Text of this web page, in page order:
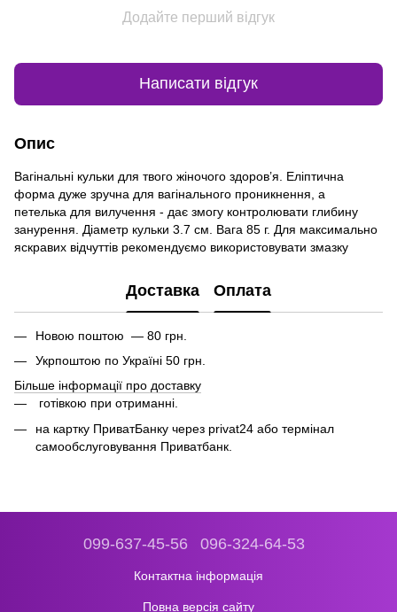
Додайте перший відгук
Написати відгук
Опис
Вагінальні кульки для твого жіночого здоров’я. Еліптична
форма дуже зручна для вагінального проникнення, а
петелька для вилучення - дає змогу контролювати глибину
занурення. Діаметр кульки 3.7 см. Вага 85 г. Для максимально
яскравих відчуттів рекомендуємо використовувати змазку
Доставка Оплата
Новою поштою — 80 грн.
Укрпоштою по Україні 50 грн.
Більше інформації про доставку
готівкою при отриманні.
на картку ПриватБанку через privat24 або термінал
самообслуговування Приватбанк.
099-637-45-56 096-324-64-53
Контактна інформація
Повна версія сайту